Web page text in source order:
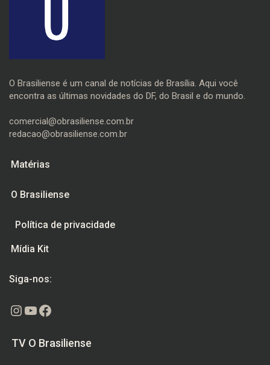
O Brasiliense é um canal de notícias de Brasília. Aqui você
encontra as últimas novidades do DF, do Brasil e do mundo.
comercial@obrasiliense.com.br
redacao@obrasiliense.com.br
Matérias
O Brasiliense
Política de privacidade
Mídia Kit
Siga-nos:
Instagram
Youtube
Facebook
TV O Brasiliense